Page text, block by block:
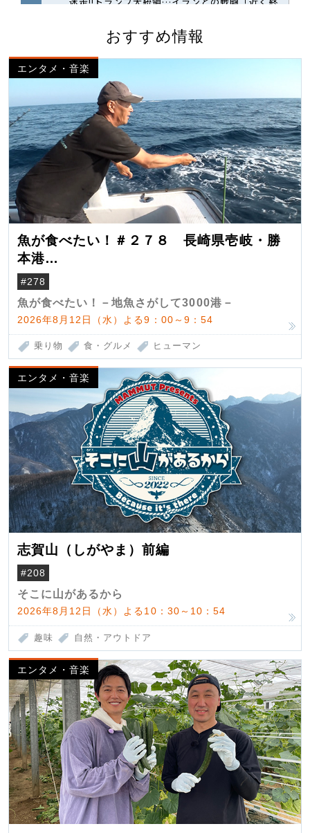
おすすめ情報
エンタメ・音楽
魚が食べたい！＃２７８ 長崎県壱岐・勝
本港
（クロマグロ）
#278
魚が食べたい！－地魚さがして3000港－
2026年8月12日（水）よる9：00～9：54
乗り物 食・グルメ ヒューマン
エンタメ・音楽
志賀山（しがやま）前編
#208
そこに山があるから
2026年8月12日（水）よる10：30～10：54
趣味 自然・アウトドア
エンタメ・音楽